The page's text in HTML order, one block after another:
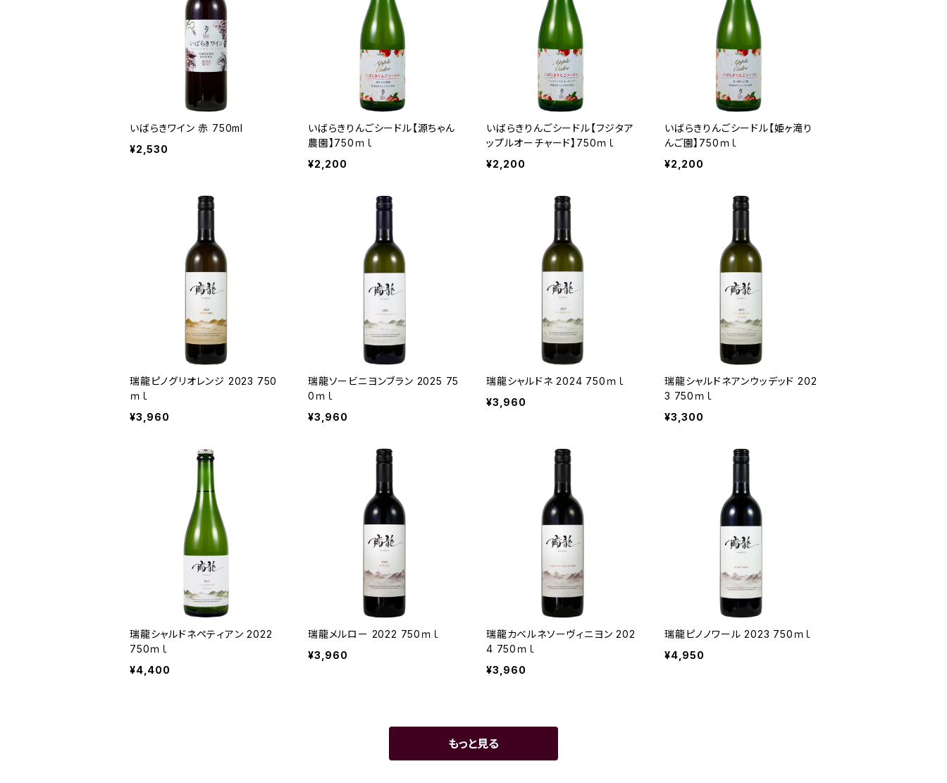
いばらきワイン 赤 750ml
¥2,530
いばらきりんごシードル【源ちゃん
農園】750ｍｌ
¥2,200
いばらきりんごシードル【フジタア
ップルオーチャード】750ｍｌ
¥2,200
いばらきりんごシードル【姫ヶ滝り
んご園】750ｍｌ
¥2,200
瑞龍ピノグリオレンジ 2023 750
ｍｌ
¥3,960
瑞龍ソービニヨンブラン 2025 75
0ｍｌ
¥3,960
瑞龍シャルドネ 2024 750ｍｌ
¥3,960
瑞龍シャルドネアンウッデッド 202
3 750ｍｌ
¥3,300
瑞龍シャルドネペティアン 2022
750ｍｌ
¥4,400
瑞龍メルロー 2022 750ｍｌ
¥3,960
瑞龍カベルネソーヴィニヨン 202
4 750ｍｌ
¥3,960
瑞龍ピノノワール 2023 750ｍｌ
¥4,950
もっと見る